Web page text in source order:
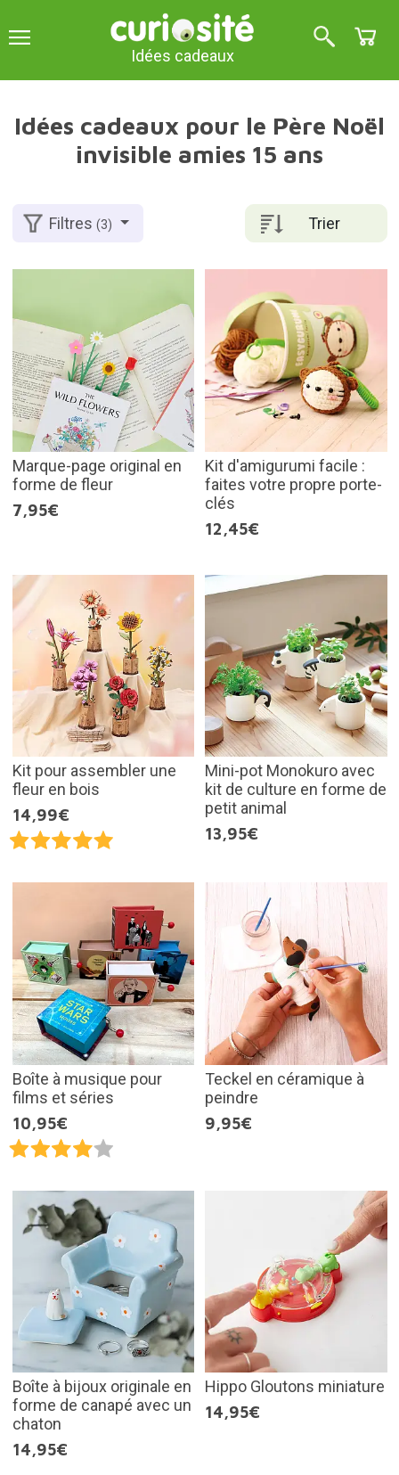
Idées cadeaux
Idées cadeaux pour le Père Noël
invisible amies 15 ans
Trier
Filtres(3)
Marque-page original en
forme de fleur
7,95€
Kit d'amigurumi facile :
faites votre propre porte-
clés
12,45€
Kit pour assembler une
fleur en bois
14,99€
Mini-pot Monokuro avec
kit de culture en forme de
petit animal
13,95€
Boîte à musique pour
films et séries
10,95€
Teckel en céramique à
peindre
9,95€
Boîte à bijoux originale en
forme de canapé avec un
chaton
14,95€
Hippo Gloutons miniature
14,95€